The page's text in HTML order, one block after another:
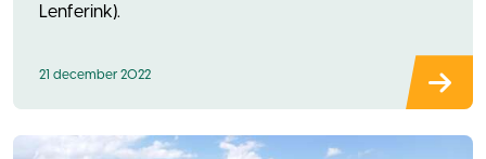
Lenferink).
21 december 2022